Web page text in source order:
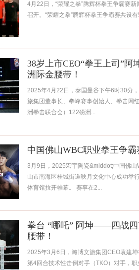
4月22日，“荣耀之拳”腾辉杯拳王争霸赛
召开。“荣耀之拳”腾辉杯拳王争霸赛共设
38岁上市CEO“拳王上司”
洲际金腰带！
2025年4月22日，泰国曼谷下午6时30分
旅集团董事长、拳峰赛事创始人、拳击网
洲拳击联合会）122磅洲...
中国佛山WBC职业拳王争
3月9日，2025宏宇陶瓷&middot;中国佛
山市南海区桂城街道映月文化中心成功举
体育馆拉开帷幕。 赛事在2...
拳台 “哪吒” 阿坤——四战四
腰带！
2025年3月6日，瀚博文旅集团CEO袁建
第4回合技术性击倒对手（TKO）对手，